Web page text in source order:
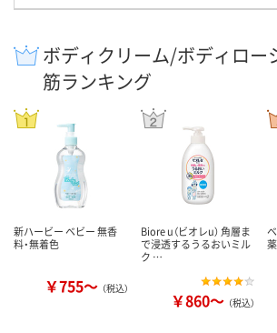
ボディクリーム/ボディロー
筋ランキング
新ハービー ベビー 無香
料・無着色
￥755～ （税込）
Biore u（ビオレu） 角層ま
で浸透するうるおいミル
ク …
￥860～ （税込）
薬